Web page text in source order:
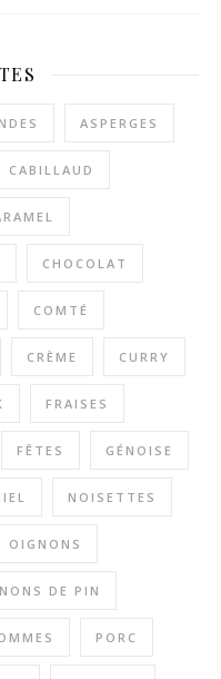
ASPERGES
CABILLAUD
CHOCOLAT
COMTÉ
CRÈME CURRY
FRAISES
FÊTES GÉNOISE
NOISETTES
OIGNONS
DE PIN
PORC